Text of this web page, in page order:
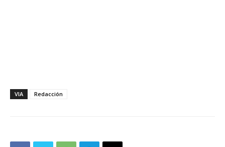
VIA Redacción